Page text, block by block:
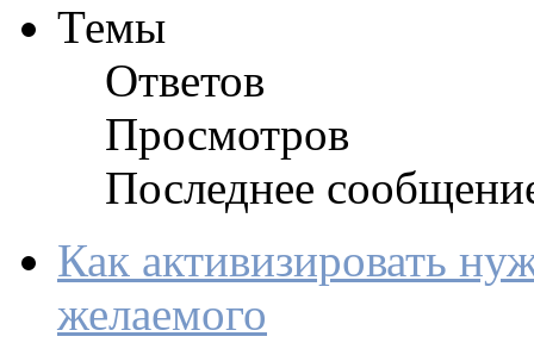
Темы
Ответов
Просмотров
Последнее
Как активизировать
желаемого